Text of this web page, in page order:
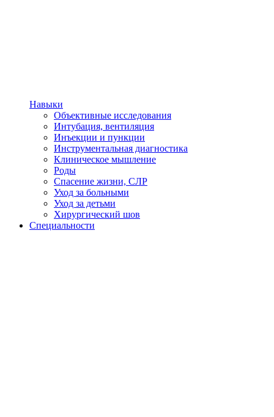
Навыки
Объективные исследования
Интубация, вентиляция
Инъекции и пункции
Инструментальная диагностика
Клиническое мышление
Роды
Спасение жизни, СЛР
Уход за больными
Уход за детьми
Хирургический шов
Специальности